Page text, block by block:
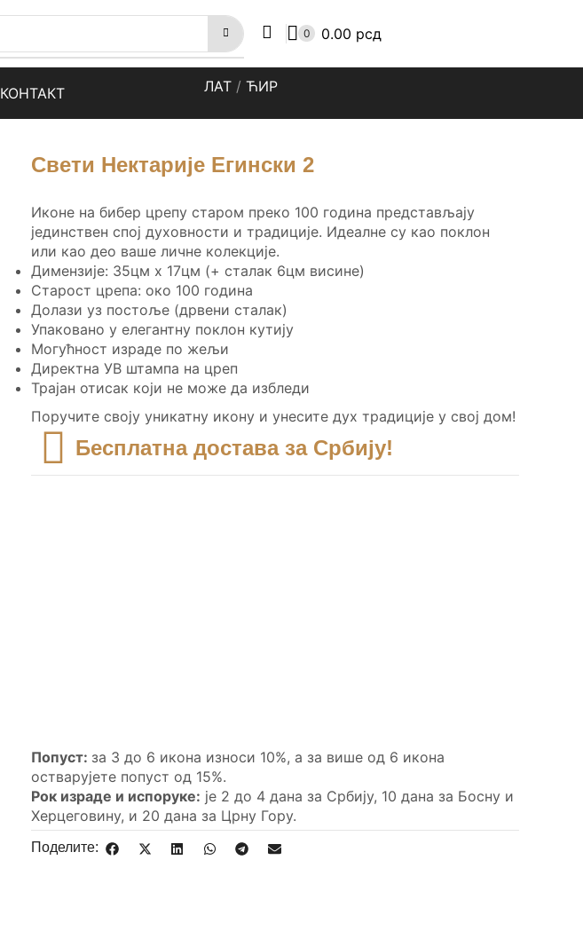
0 0.00 рсд
КОНТАКТ ЛАТ / ЋИР
Свети Нектарије Егински 2
Иконе на бибер црепу старом преко 100 година представљају
јединствен спој духовности и традиције. Идеалне су као поклон
или као део ваше личне колекције.
Димензије: 35цм x 17цм (+ сталак 6цм висине)
Старост црепа: око 100 година
Долази уз постоље (дрвени сталак)
Упаковано у елегантну поклон кутију
Могућност израде по жељи
Директна УВ штампа на цреп
Трајан отисак који не може да избледи
Поручите своју уникатну икону и унесите дух традиције у свој дом!
Бесплатна достава за Србију!
Попуст: за 3 до 6 икона износи 10%, а за више од 6 икона
остварујете попуст од 15%.
Рок израде и испоруке: је 2 до 4 дана за Србију, 10 дана за Босну и
Херцеговину, и 20 дана за Црну Гору.
Поделите: